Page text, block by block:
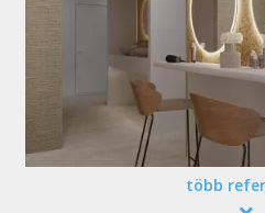
több